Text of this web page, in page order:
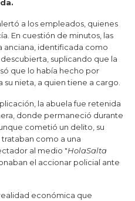
a los empleados, quienes
En cuestión de minutos, las
anciana, identificada como
suplicando que la
que lo había hecho por
nieta, a quien tiene a cargo.
la abuela fue retenida
donde permaneció durante
cometió un delito, su
como a una
al medio "HolaSalta
el accionar policial ante
económica que